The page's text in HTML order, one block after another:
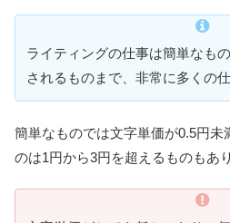
ライティングの仕事は簡単なも
されるものまで、非常に多くの
簡単なものでは文字単価が0.5円未
のは1円から3円を超えるものもあ